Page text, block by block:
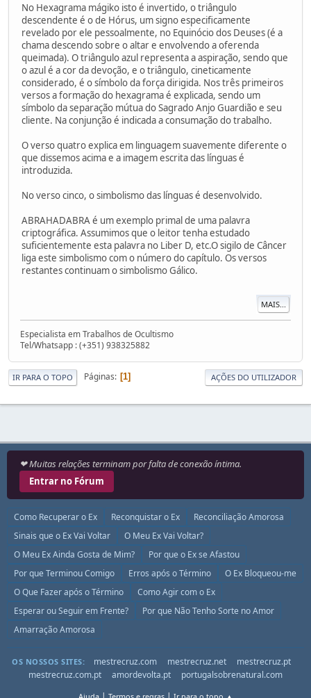
No Hexagrama mágiko isto é invertido, o triângulo
descendente é o de Hórus, um signo especificamente
revelado por ele pessoalmente, no Equinócio dos Deuses (é a
chama descendo sobre o altar e envolvendo a oferenda
queimada). O triângulo azul representa a aspiração, sendo que
o azul é a cor da devoção, e o triângulo, cineticamente
considerado, é o símbolo da força dirigida. Nos três primeiros
versos a formação do hexagrama é explicada, sendo um
símbolo da separação mútua do Sagrado Anjo Guardião e seu
cliente. Na conjunção é indicada a consumação do trabalho.
O verso quatro explica em linguagem suavemente diferente o
que dissemos acima e a imagem escrita das línguas é
introduzida.
No verso cinco, o simbolismo das línguas é desenvolvido.
ABRAHADABRA é um exemplo primal de uma palavra
criptográfica. Assumimos que o leitor tenha estudado
suficientemente esta palavra no Liber D, etc.O sigilo de Câncer
liga este simbolismo com o número do capítulo. Os versos
restantes continuam o simbolismo Gálico.
MAIS...
Especialista em Trabalhos de Ocultismo
Tel/Whatsapp : (+351) 938325882
IR PARA O TOPO Páginas 1 AÇÕES DO UTILIZADOR
❤ Muitas relações terminam por falta de conexão íntima.
Entrar no Fórum
Como Recuperar o Ex Reconquistar o Ex
Reconciliação Amorosa
Sinais que o Ex Vai Voltar
O Meu Ex Vai Voltar?
O Meu Ex Ainda Gosta de Mim?
Por que o Ex se Afastou
Por que Terminou Comigo
Erros após o Término
O Ex Bloqueou-me
O Que Fazer após o Término
Como Agir com o Ex
Esperar ou Seguir em Frente?
Por que Não Tenho Sorte no Amor
Amarração Amorosa
OS NOSSOS SITES: mestrecruz.com mestrecruz.net
mestrecruz.pt
mestrecruz.com.pt
amordevolta.pt portugalsobrenatural.com